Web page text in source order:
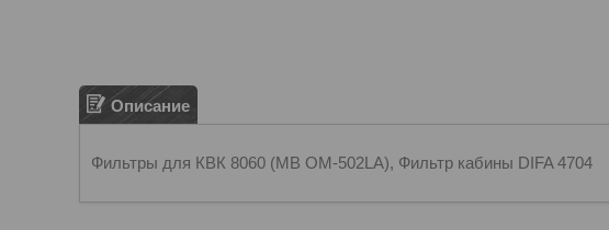
Описание
Фильтры для КВК 8060 (MB OM-502LA), Фильтр кабины DIFA 4704